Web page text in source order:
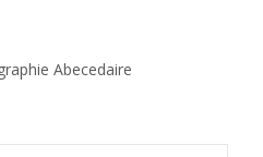
Abecedaire